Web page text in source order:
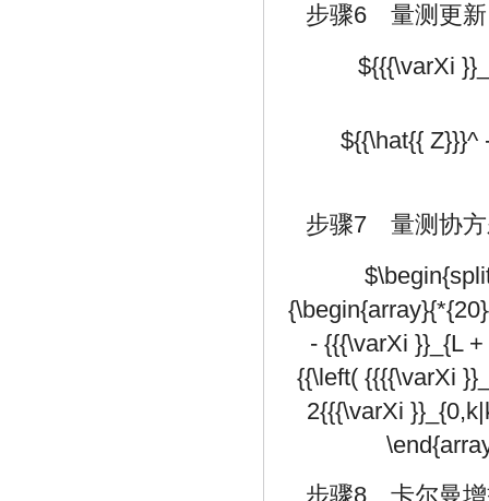
步骤6 量测更新
${{{\varXi
${{\hat{{ Z}}}^
步骤7 量测协方
- {{{\varXi }}_{L
{{\left( {{{{\varXi
2{{{\varXi
步骤8 卡尔曼增